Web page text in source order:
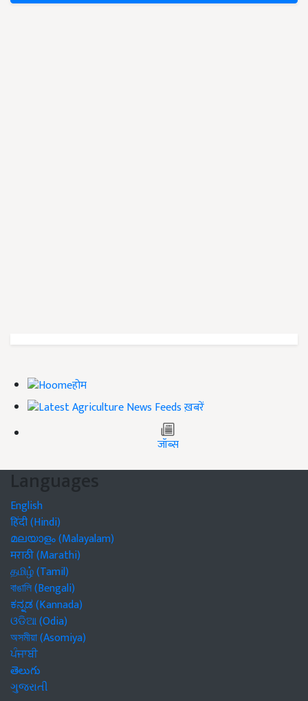
होम
ख़बरें
जॉब्स
Languages
English
हिंदी (Hindi)
മലയാളം (Malayalam)
मराठी (Marathi)
தமிழ் (Tamil)
বাঙালি (Bengali)
ಕನ್ನಡ (Kannada)
ଓଡିଆ (Odia)
অসমীয়া (Asomiya)
ਪੰਜਾਬੀ
తెలుగు
ગુજરાતી